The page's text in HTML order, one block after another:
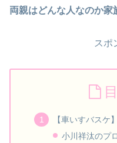
両親はどんな人なのか家
スポ
【車いすバスケ
小川祥汰のプ